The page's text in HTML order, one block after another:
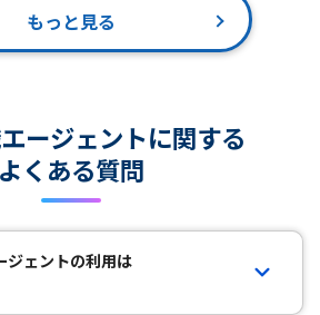
もっと見る
ージェントに関する
よくある質問
ェントの利用は